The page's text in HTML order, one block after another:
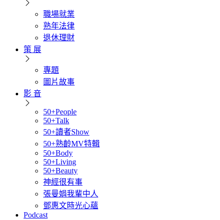
職場就業
熟年法律
退休理財
策 展
專題
圖片故事
影 音
50+People
50+Talk
50+讀者Show
50+熟齡MV特輯
50+Body
50+Living
50+Beauty
神經很有事
張曼娟我輩中人
鄧惠文時光心蘊
Podcast